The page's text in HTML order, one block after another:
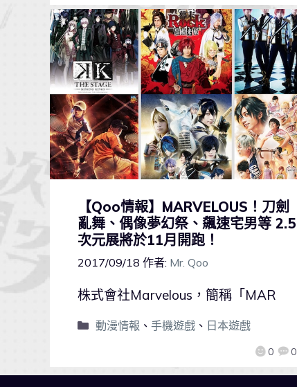
【Qoo情報】MARVELOUS！刀劍
亂舞、偶像夢幻祭、飆速宅男等 2.5
次元展將於11月開跑！
2017/09/18 作者: Mr. Qoo
0 0
株式會社Marvelous，簡稱「MAR
動漫情報 、 手機遊戲、 日本遊戲